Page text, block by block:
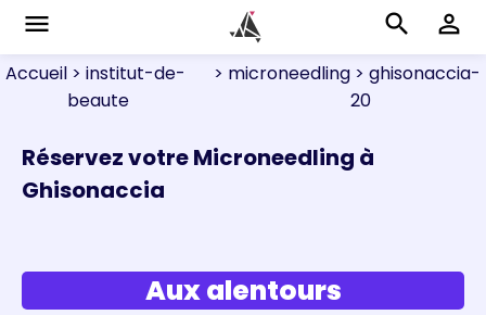
menu search perm_identity
Accueil > institut-de-
beaute
> microneedling > ghisonaccia-
20
Réservez votre Microneedling à
Ghisonaccia
Aux alentours